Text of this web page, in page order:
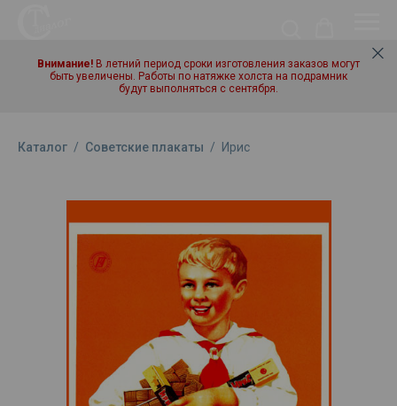
Внимание! В летний период сроки изготовления заказов могут
быть увеличены. Работы по натяжке холста на подрамник
будут выполняться с сентября.
Каталог / Советские плакаты / Ирис